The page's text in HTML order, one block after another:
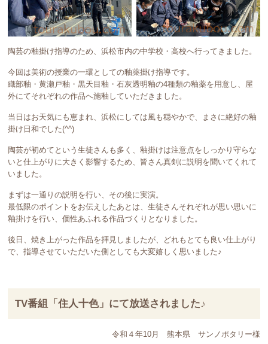
陶芸の釉掛け指導のため、浜松市内の中学校・高校へ行ってきました。
今回は美術の授業の一環としての釉薬掛け指導です。
織部釉・黄瀬戸釉・黒天目釉・石灰透明釉の4種類の釉薬を用意し、屋
外にてそれぞれの作品へ施釉していただきました。
当日はお天気にも恵まれ、浜松にしては風も穏やかで、まさに絶好の釉
掛け日和でした(^^)
陶芸が初めてという生徒さんも多く、釉掛けは注意点をしっかり守らな
いと仕上がりに大きく影響するため、皆さん真剣に説明を聞いてくれて
いました。
まずは一通りの説明を行い、その後に実演。
最低限のポイントをお伝えしたあとは、生徒さんそれぞれが思い思いに
釉掛けを行い、個性あふれる作品づくりとなりました。
後日、焼き上がった作品を拝見しましたが、どれもとても良い仕上がり
で、指導させていただいた側としても大変嬉しく思いました♪
TV番組「住人十色」にて放送されました♪
令和４年10月 熊本県サンノポタリー様